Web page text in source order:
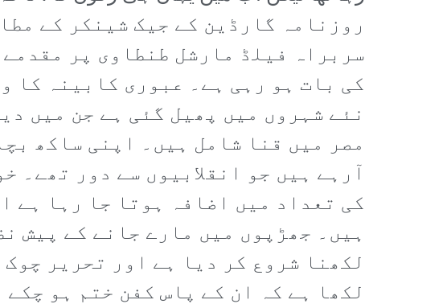
روزنامہ گارڈین کے جیک شینکر کے
سربراہ فیلڈ مارشل طنطاوی پر
کی بات ہو رہی ہے۔ عبوری کابینہ کا
نئے شہروں میں پھیل گئی ہے جن میں
مصر میں قنا شامل ہیں۔ اپنی ساکھ
آرہے ہیں جو انقلابیوں سے دور تھے۔
کی تعداد میں اضافہ ہوتا جا رہا ہے
ہیں۔ جھڑپوں میں مارے جانے کے پیش
لکھنا شروع کر دیا ہے اور تحریر
لکھا ہے کہ ان کے پاس کفن ختم ہو چکے